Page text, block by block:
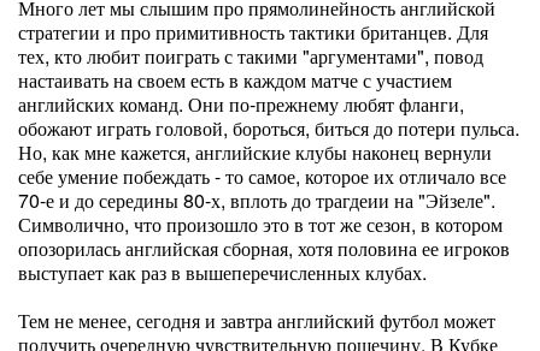
Много лет мы слышим про прямолинейность английской
стратегии и про примитивность тактики британцев. Для
тех, кто любит поиграть с такими "аргументами", повод
настаивать на своем есть в каждом матче с участием
английских команд. Они по-прежнему любят фланги,
обожают играть головой, бороться, биться до потери пульса.
Но, как мне кажется, английские клубы наконец вернули
себе умение побеждать - то самое, которое их отличало все
70-е и до середины 80-х, вплоть до трагдеии на "Эйзеле".
Символично, что произошло это в тот же сезон, в котором
опозорилась английская сборная, хотя половина ее игроков
выступает как раз в вышеперечисленных клубах.
Тем не менее, сегодня и завтра английский футбол может
получить очередную чувствительную пощечину. В Кубке